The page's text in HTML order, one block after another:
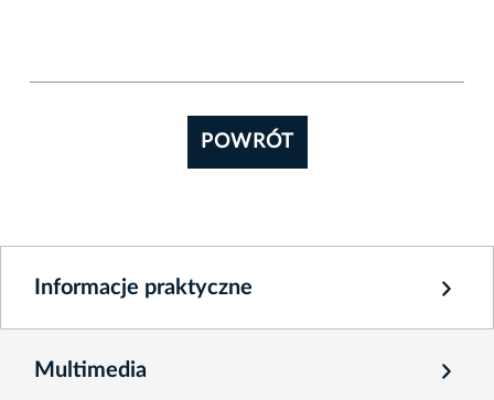
POWRÓT
Informacje praktyczne
Multimedia